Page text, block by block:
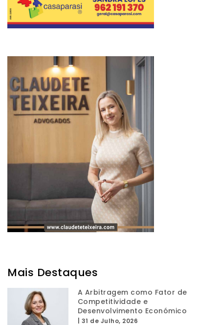
Mais Destaques
A Arbitragem como Fator de
Competitividade e
Desenvolvimento Económico
31 de Julho, 2026